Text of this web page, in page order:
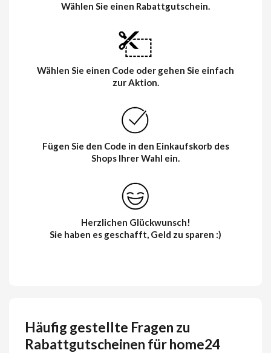
Wählen Sie einen Rabattgutschein.
Wählen Sie einen Code oder gehen Sie einfach
zur Aktion.
Fügen Sie den Code in den Einkaufskorb des
Shops Ihrer Wahl ein.
Herzlichen Glückwunsch!
Sie haben es geschafft, Geld zu sparen :)
Häufig gestellte Fragen zu
Rabattgutscheinen für home24